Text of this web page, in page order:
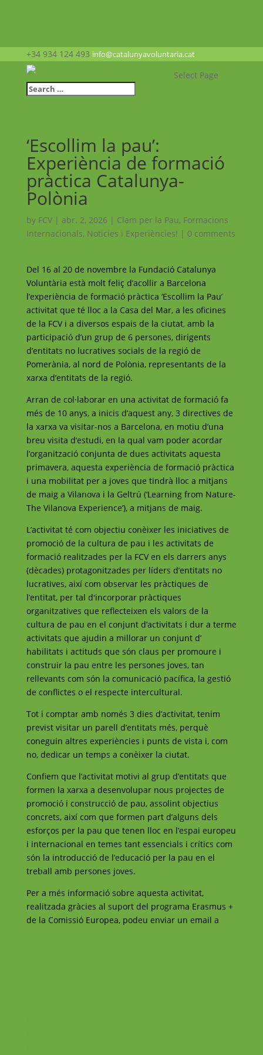
+34 934 124 493 info@catalunyavoluntaria.cat
Select Page
‘Escollim la pau’:
Experiència de formació
pràctica Catalunya-
Polònia
by FCV| abr. 2, 2026 | Clam per la Pau, Formacions
Internacionals, Noticies i Experiències! | 0 comments
Del 16 al 20 de novembre la Fundació Catalunya
Voluntària està molt feliç d’acollir a Barcelona
l’experiència de formació pràctica ‘Escollim la Pau’
activitat que té lloc a la Casa del Mar, a les oficines
de la FCV i a diversos espais de la ciutat, amb la
participació d’un grup de 6 persones, dirigents
d’entitats no lucratives socials de la regió de
Pomerània, al nord de Polònia, representants de la
xarxa d’entitats de la regió.
Arran de col·laborar en una activitat de formació fa
més de 10 anys, a inicis d’aquest any, 3 directives de
la xarxa va visitar-nos a Barcelona, en motiu d’una
breu visita d’estudi, en la qual vam poder acordar
l’organització conjunta de dues activitats aquesta
primavera, aquesta experiència de formació pràctica
i una mobilitat per a joves que tindrà lloc a mitjans
de maig a Vilanova i la Geltrú (‘Learning from Nature-
The Vilanova Experience’), a mitjans de maig.
L’activitat té com objectiu conèixer les iniciatives de
promoció de la cultura de pau i les activitats de
formació realitzades per la FCV en els darrers anys
(dècades) protagonitzades per líders d’entitats no
lucratives, així com observar les pràctiques de
l’entitat, per tal d'incorporar pràctiques
organitzatives que reflecteixen els valors de la
cultura de pau en el conjunt d’activitats i dur a terme
activitats que ajudin a millorar un conjunt d’
habilitats i actituds que són claus per promoure i
construir la pau entre les persones joves, tan
rellevants com són la comunicació pacífica, la gestió
de conflictes o el respecte intercultural.
Tot i comptar amb només 3 dies d’activitat, tenim
previst visitar un parell d’entitats més, perquè
coneguin altres experiències i punts de vista i, com
no, dedicar un temps a conèixer la ciutat.
Confiem que l’activitat motivi al grup d’entitats que
formen la xarxa a desenvolupar nous projectes de
promoció i construcció de pau, assolint objectius
concrets, així com que formen part d’alguns dels
esforços per la pau que tenen lloc en l’espai europeu
i internacional en temes tant essencials i crítics com
són la introducció de l’educació per la pau en el
treball amb persones joves.
Per a més informació sobre aquesta activitat,
realitzada gràcies al suport del programa Erasmus +
de la Comissió Europea, podeu enviar un email a